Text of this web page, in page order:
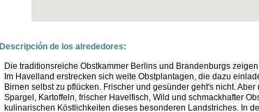
Descripción de los alrededores:
Die traditionsreiche Obstkammer Berlins und Brandenburgs
Im Havelland erstrecken sich weite Obstplantagen, die dazu
Birnen selbst zu pflücken. Frischer und gesünder geht's nicht.
Spargel, Kartoffeln, frischer Havelfisch, Wild und schmackhafter
kulinarischen Köstlichkeiten dieses besonderen Landstriches. In